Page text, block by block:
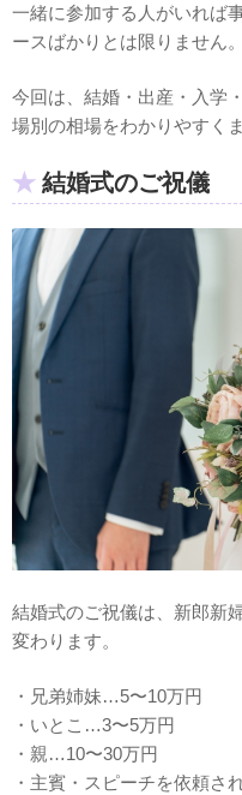
一緒に参加する人がいれば
ースばかりとは限りません。
今回は、結婚・出産・入学
場別の相場をわかりやすく
結婚式のご祝儀
結婚式のご祝儀は、新郎新
変わります。
・兄弟姉妹…5〜10万円
・いとこ…3〜5万円
・親…10〜30万円
・主賓・スピーチを依頼さ